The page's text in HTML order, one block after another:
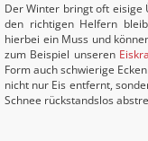
Der Winter bringt oft
den richtigen Helfern
hierbei ein Muss und
zum Beispiel unseren
Form auch schwierige
nicht nur Eis entfernt,
Schnee rückstandslos